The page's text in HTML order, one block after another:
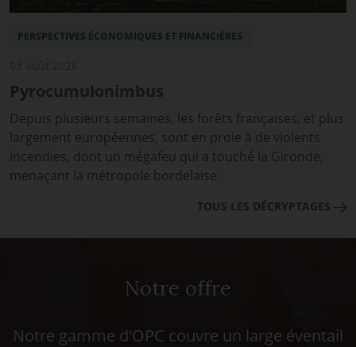
PERSPECTIVES ÉCONOMIQUES ET FINANCIÈRES
Pyrocumulonimbus
Depuis plusieurs semaines, les forêts françaises, et plus
largement européennes, sont en proie à de violents
incendies, dont un mégafeu qui a touché la Gironde,
menaçant la métropole bordelaise.
TOUS LES DÉCRYPTAGES
Notre offre
Notre gamme d'OPC couvre un large éventail